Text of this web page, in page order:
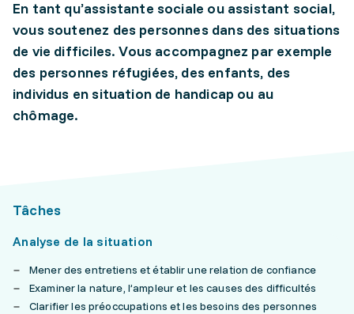
En tant qu’assistante sociale ou assistant social,
vous soutenez des personnes dans des situations
de vie difficiles. Vous accompagnez par exemple
des personnes réfugiées, des enfants, des
individus en situation de handicap ou au
chômage.
Tâches
Analyse de la situation
Mener des entretiens et établir une relation de confiance
Examiner la nature, l’ampleur et les causes des difficultés
Clarifier les préoccupations et les besoins des personnes